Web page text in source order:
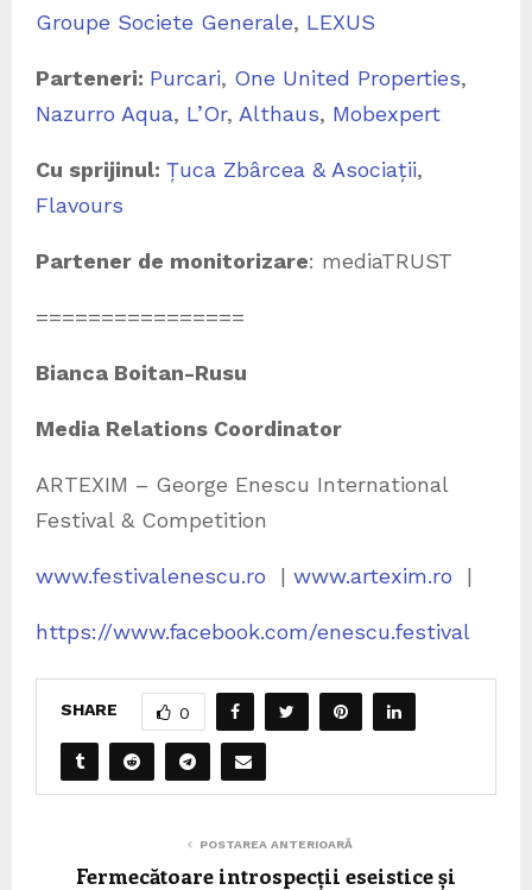
Groupe Societe Generale, LEXUS
Parteneri: Purcari, One United Properties,
Nazurro Aqua, L’Or, Althaus, Mobexpert
Cu sprijinul: Țuca Zbârcea & Asociații,
Flavours
Partener de monitorizare: mediaTRUST
================
Bianca Boitan-Rusu
Media Relations Coordinator
ARTEXIM – George Enescu International
Festival & Competition
www.festivalenescu.ro | www.artexim.ro |
https://www.facebook.com/enescu.festival
SHARE 0
POSTAREA ANTERIOARĂ
Fermecătoare introspecții eseistice și